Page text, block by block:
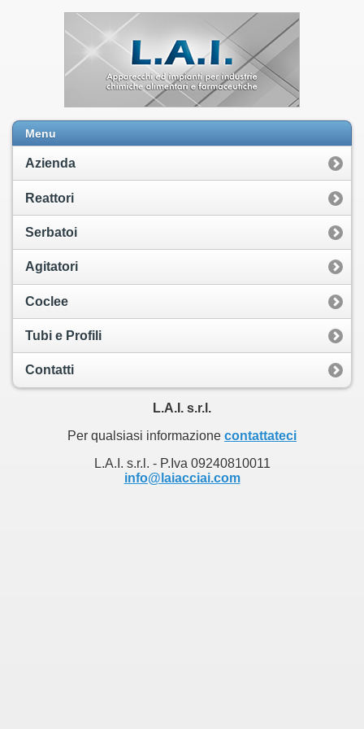
Menu
Azienda
Reattori
Serbatoi
Agitatori
Coclee
Tubi e Profili
Contatti
L.A.I. s.r.l.
Per qualsiasi informazione contattateci
L.A.I. s.r.l. - P.Iva 09240810011
info@laiacciai.com